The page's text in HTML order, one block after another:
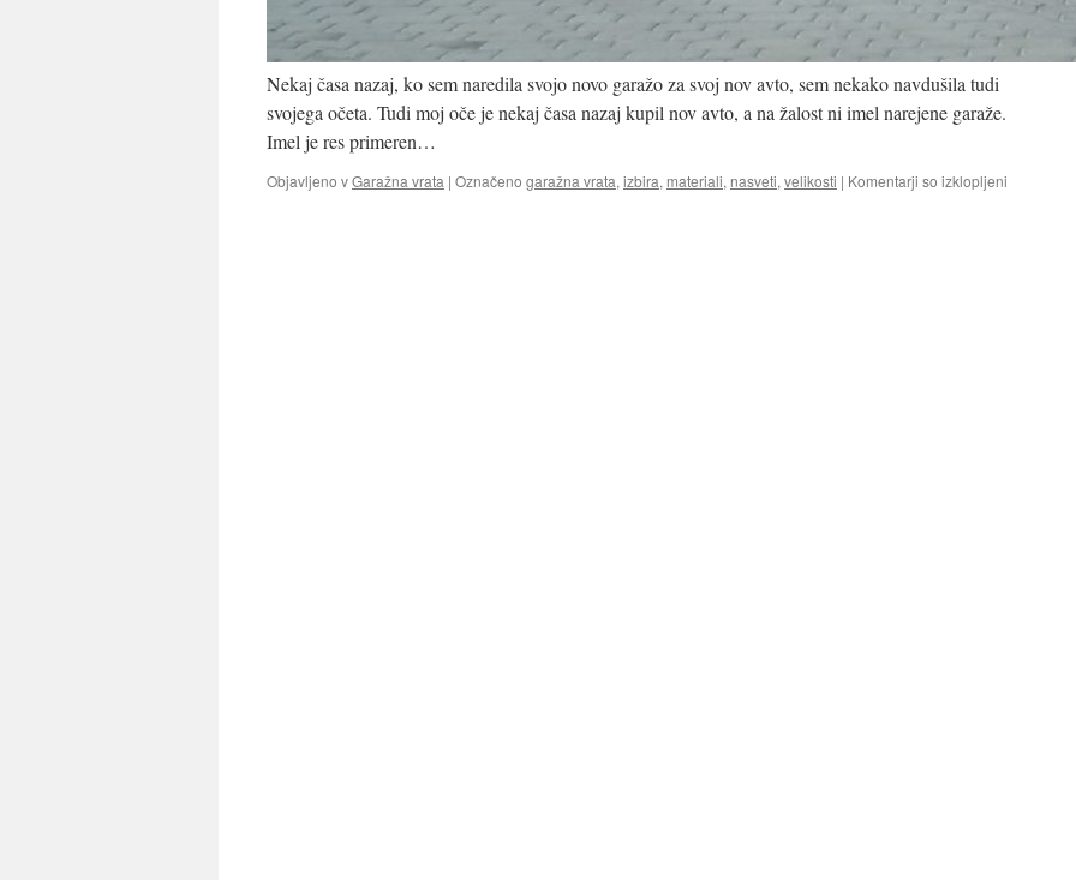
Nekaj časa nazaj, ko sem naredila svojo novo garažo za svoj nov avto, sem nekako navdušila tudi
svojega očeta. Tudi moj oče je nekaj časa nazaj kupil nov avto, a na žalost ni imel narejene garaže.
Imel je res primeren…
Objavljeno vGaražna vrata | Označeno garažna vrata, izbira, materiali, nasveti, velikosti | Komentarji so izklopljeni